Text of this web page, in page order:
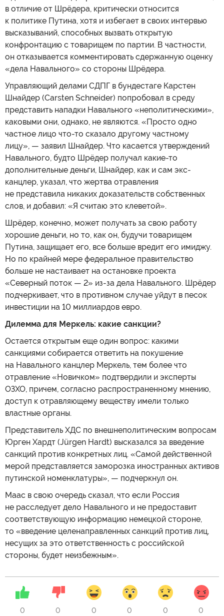
в отличие от Шрёдера, критически относится
к политике Путина, хотя и избегает в своих интервью
высказываний, способных вызвать открытую
конфронтацию с товарищем по партии. В частности,
он отказывается комментировать сдержанную оценку
«дела Навального» со стороны Шрёдера.
Управляющий делами СДПГ в бундестаге Карстен
Шнайдер (Carsten Schneider) попробовал в среду
представить нападки Навального «неполитическими»,
каковыми они, однако, не являются. «Просто одно
частное лицо что-то сказало другому частному
лицу», — заявил Шнайдер. Что касается утверждений
Навального, будто Шрёдер получал какие-то
дополнительные деньги, Шнайдер, как и сам экс-
канцлер, указал, что жертва отравления
не представила никаких доказательств собственных
слов, и добавил: «Я считаю это клеветой».
Шрёдер, конечно, может получать за свою работу
хорошие деньги, но то, как он, будучи товарищем
Путина, защищает его, все больше вредит его имиджу.
Но по крайней мере федеральное правительство
больше не настаивает на остановке проекта
«Северный поток — 2» из-за дела Навального. Шрёдер
подчеркивает, что в противном случае уйдут в песок
инвестиции на 10 миллиардов евро.
Дилемма для Меркель: какие санкции?
Остается открытым еще один вопрос: какими
санкциями собирается ответить на покушение
на Навального канцлер Меркель, тем более что
отравление «Новичком» подтвердили и эксперты
ОЗХО, причем, согласно распространенному мнению,
доступ к отравляющему веществу имели только
властные органы.
Представитель ХДС по внешнеполитическим вопросам
Юрген Хардт (Jürgen Hardt) высказался за введение
санкций против конкретных лиц. «Самой действенной
мерой представляется заморозка иностранных активов
путинской номенклатуры», — подчеркнул он.
Маас в свою очередь сказал, что если Россия
не расследует дело Навального и не предоставит
соответствующую информацию немецкой стороне,
то «введение целенаправленных санкций против лиц,
несущих за это ответственность с российской
стороны, будет неизбежным».
0 0 0 0 0 0